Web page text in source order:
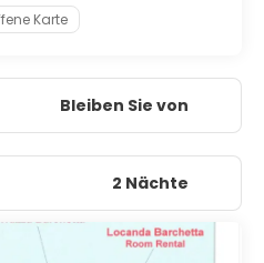
Karte
Bleiben Sie von
2 Nächte